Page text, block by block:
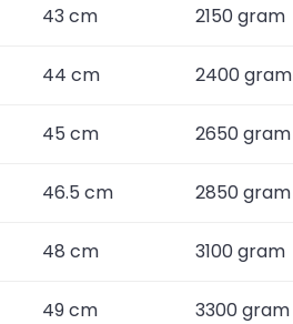
43 cm 2150 gram
44 cm 2400 gram
45 cm 2650 gram
46.5 cm 2850 gram
48 cm 3100 gram
49 cm 3300 gram